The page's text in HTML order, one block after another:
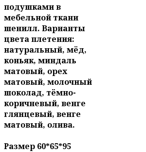
подушками в
мебельной ткани
шенилл. Варианты
цвета плетения:
натуральный, мёд,
коньяк, миндаль
матовый, орех
матовый, молочный
шоколад, тёмно-
коричневый, венге
глянцевый, венге
матовый, олива.
Размер 60*65*95